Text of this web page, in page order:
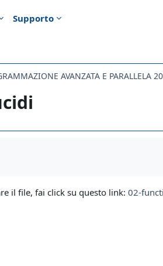
Supporto
AVANZATA E PARALLELA
il file, fai click su questo link: 02-